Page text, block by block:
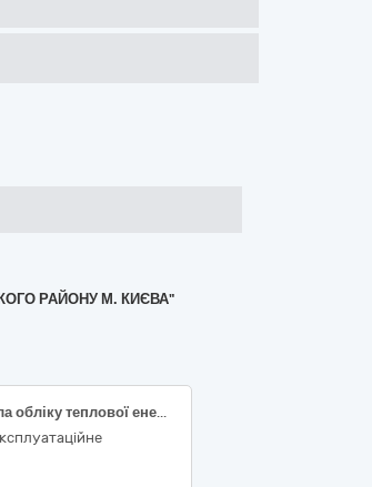
РАЙОНУ М. КИЄВА"
Поточний ремонт вузла обліку теплової енергії будівлі № ** військового містечка № ** в м. Києві